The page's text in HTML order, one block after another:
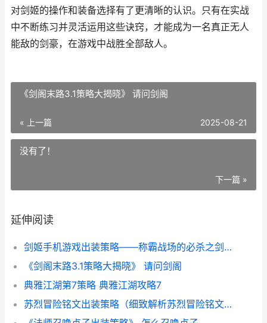
对剑姬的操作和装备选择有了更清晰的认识。只有在实战
中不断练习并灵活运用这些诀窍，才能成为一名真正无人
能敌的剑豪，在游戏中战胜全部敌人。
《剑阁末路3.1策略大揭晓》 请问剑阁
« 上一篇 2025-08-21
没有了！
下一篇 »
延伸阅读
剑姬手机游戏出装策略——称霸战场的必杀之剑 剑姬是哪个游戏里的
《剑阁末路3.1策略大揭晓》 请问剑阁
典雅江湖第7策略 典雅江湖攻略7
苏烈冒险铭文出装策略（细致解析苏烈冒险铭文出装 苏烈冒险铭文出装最新